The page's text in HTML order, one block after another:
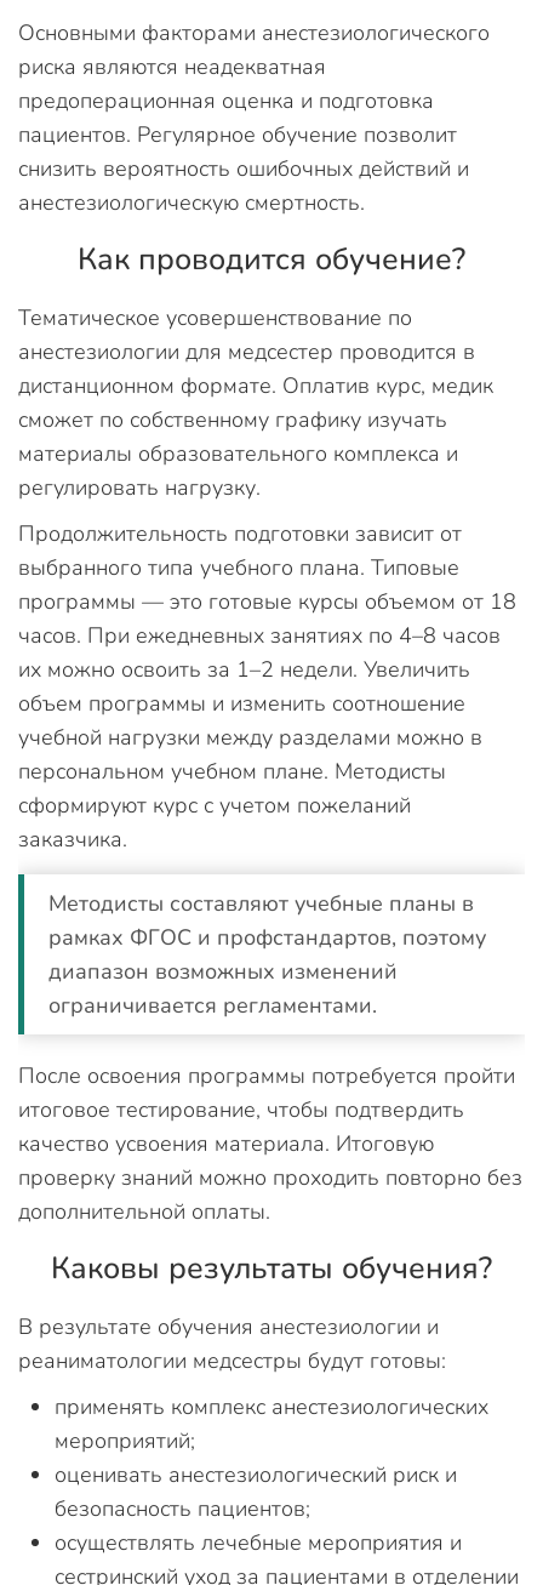
Основными факторами анестезиологического
риска являются неадекватная
предоперационная оценка и подготовка
пациентов. Регулярное обучение позволит
снизить вероятность ошибочных действий и
анестезиологическую смертность.
Как проводится обучение?
Тематическое усовершенствование по
анестезиологии для медсестер проводится в
дистанционном формате. Оплатив курс, медик
сможет по собственному графику изучать
материалы образовательного комплекса и
регулировать нагрузку.
Продолжительность подготовки зависит от
выбранного типа учебного плана. Типовые
программы — это готовые курсы объемом от 18
часов. При ежедневных занятиях по 4–8 часов
их можно освоить за 1–2 недели. Увеличить
объем программы и изменить соотношение
учебной нагрузки между разделами можно в
персональном учебном плане. Методисты
сформируют курс с учетом пожеланий
заказчика.
Методисты составляют учебные планы в
рамках ФГОС и профстандартов, поэтому
диапазон возможных изменений
ограничивается регламентами.
После освоения программы потребуется пройти
итоговое тестирование, чтобы подтвердить
качество усвоения материала. Итоговую
проверку знаний можно проходить повторно без
дополнительной оплаты.
Каковы результаты обучения?
В результате обучения анестезиологии и
реаниматологии медсестры будут готовы:
применять комплекс анестезиологических
мероприятий;
оценивать анестезиологический риск и
безопасность пациентов;
осуществлять лечебные мероприятия и
сестринский уход за пациентами в отделении